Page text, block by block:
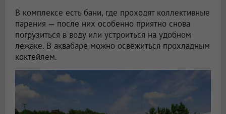
В комплексе есть бани, где проходят коллективные
парения — после них особенно приятно снова
погрузиться в воду или устроиться на удобном
лежаке. В аквабаре можно освежиться прохладным
коктейлем.